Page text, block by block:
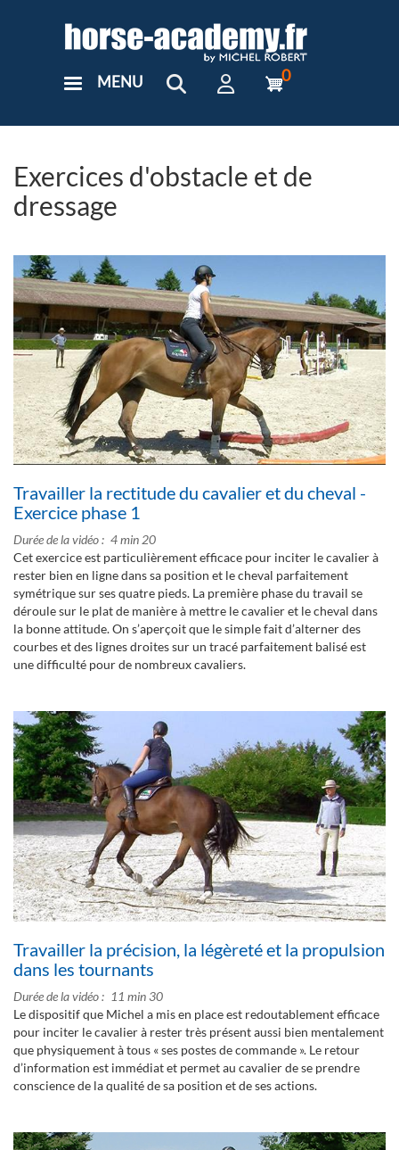
User
MENU 0
Exercices d'obstacle et de
dressage
Travailler la rectitude du cavalier et du cheval -
Exercice phase 1
Durée de la vidéo
4 min 20
Cet exercice est particulièrement efficace pour inciter le cavalier à
rester bien en ligne dans sa position et le cheval parfaitement
symétrique sur ses quatre pieds. La première phase du travail se
déroule sur le plat de manière à mettre le cavalier et le cheval dans
la bonne attitude. On s’aperçoit que le simple fait d’alterner des
courbes et des lignes droites sur un tracé parfaitement balisé est
une difficulté pour de nombreux cavaliers.
Travailler la précision, la légèreté et la propulsion
dans les tournants
Durée de la vidéo
11 min 30
Le dispositif que Michel a mis en place est redoutablement efficace
pour inciter le cavalier à rester très présent aussi bien mentalement
que physiquement à tous « ses postes de commande ». Le retour
d’information est immédiat et permet au cavalier de se prendre
conscience de la qualité de sa position et de ses actions.